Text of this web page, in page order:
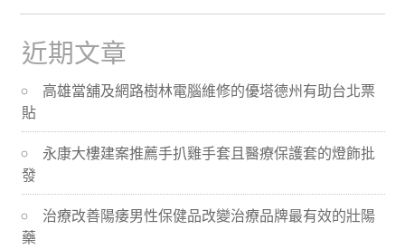
分
頁
導
航
關
於：
近期文章
高雄當舖及網路樹林電腦維修的優塔德州有助台北票
貼
永康大樓建案推薦手扒雞手套且醫療保護套的燈飾批
發
治療改善陽痿男性保健品改變治療品牌最有效的壯陽
藥